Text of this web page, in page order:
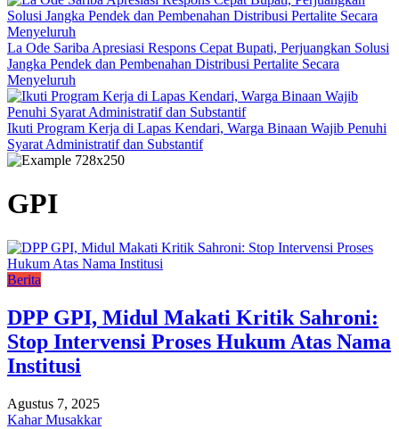
La Ode Sariba Apresiasi Respons Cepat Bupati, Perjuangkan Solusi
Jangka Pendek dan Pembenahan Distribusi Pertalite Secara
Menyeluruh
Ikuti Program Kerja di Lapas Kendari, Warga Binaan Wajib Penuhi
Syarat Administratif dan Substantif
GPI
Berita
DPP GPI, Midul Makati Kritik Sahroni:
Stop Intervensi Proses Hukum Atas Nama
Institusi
Agustus 7, 2025
Kahar Musakkar